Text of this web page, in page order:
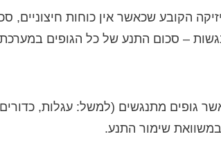
הקובע שכאשר אין כוחות חיצוניים,
– סכום התנע של כל הגופים
גופים מתנגשים (למשל: עגלות,
שימור התנע.